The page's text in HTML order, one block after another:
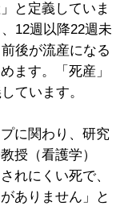
と定義していま
12週以降22週未
後が流産になる
ます。「死産」
ています。
に関わり、研究
授（看護学）
れにくい死で、
ありません」と